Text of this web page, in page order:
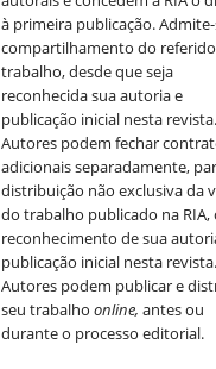
à primeira publicação.
compartilhamento do referido
trabalho, desde que seja
reconhecida sua autoria e
publicação inicial nesta revista.
Autores podem fechar
adicionais separadamente,
distribuição não exclusiva da
do trabalho publicado na RIA,
reconhecimento de sua
publicação inicial nesta revista.
Autores podem publicar e
seu trabalhoonline,antes ou
durante o processo editorial.